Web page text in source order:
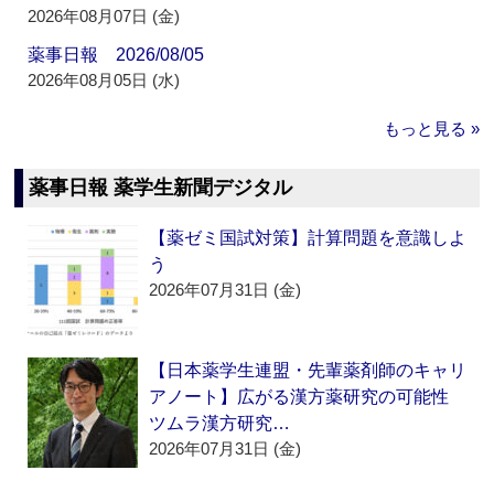
2026年08月07日 (金)
薬事日報 2026/08/05
2026年08月05日 (水)
もっと見る »
薬事日報 薬学生新聞デジタル
【薬ゼミ国試対策】計算問題を意識しよ
う
2026年07月31日 (金)
【日本薬学生連盟・先輩薬剤師のキャリ
アノート】広がる漢方薬研究の可能性
ツムラ漢方研究…
2026年07月31日 (金)